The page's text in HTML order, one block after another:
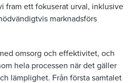
fram ett fokuserat urval, inklusive
marknadsförs
omsorg och effektivitet, och
hela processen när det gäller
lämplighet. Från första samtalet